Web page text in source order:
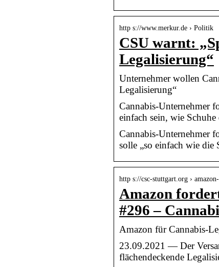
http s://www.merkur.de › Politik
CSU warnt:
Legalisierung“
Unternehmer wollen
Legalisierung“
Cannabis-Unternehmer
einfach sein, wie
Cannabis-Unternehmer
solle „so einfach wie die
http s://csc-stuttgart.org ›
Amazon
#296 –
Amazon für Cannabis-
23.09.2021 — Der
flächendeckende